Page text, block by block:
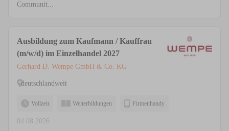
Communit...
Ausbildung zum Kaufmann / Kauffrau
(m/w/d) im Einzelhandel 2027
Gerhard D. Wempe GmbH & Co. KG
deutschlandweit
Vollzeit Weiterbildungen Firmenhandy
04.08.2026